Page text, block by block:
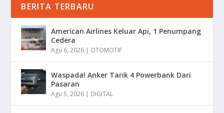
BERITA TERBARU
American Airlines Keluar Api, 1 Penumpang
Cedera
Agu 6, 2026 | OTOMOTIF
Waspada! Anker Tarik 4 Powerbank Dari
Pasaran
Agu 5, 2026 | DIGITAL